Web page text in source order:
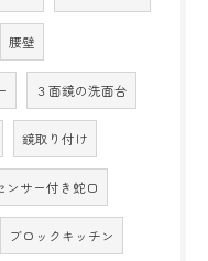
腰壁
３面鏡の洗面台
鏡取り付け
ンサー付き蛇口
ブロックキッチン